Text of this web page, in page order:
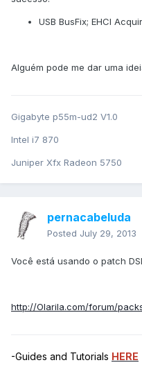
USB BusFix; EHCI
Alguém pode me dar uma
Gigabyte p55m-ud2 V1.0
Intel i7 870
Juniper Xfx Radeon 5750
pernacabeluda
Posted July 29, 2013
Você está usando o patch
http://Olarila.com/forum/
-Guides and Tutorials HERE